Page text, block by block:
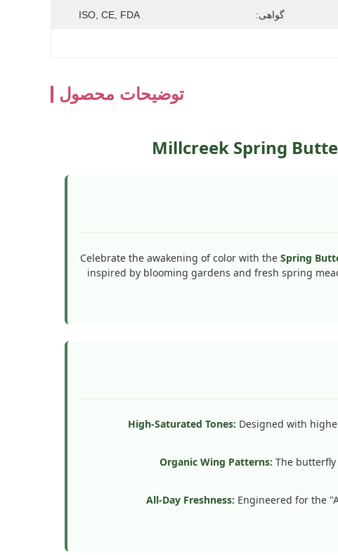
گواهی: ISO, CE, FDA
توضیحات محصول
Millcreek Spring
Celebrate the awakening of color with the Spring
inspired by blooming gardens and fresh spring
High-Saturated Tones: Designed with
Organic Wing Patterns: The
All-Day Freshness: Engineered for the